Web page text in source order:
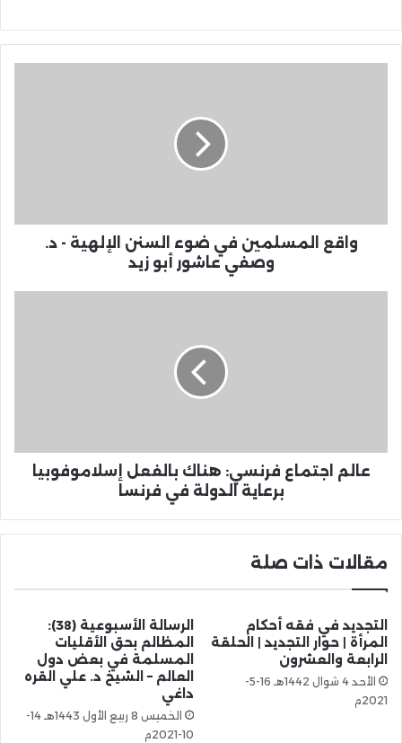
واقع المسلمين في ضوء السنن الإلهية - د.
وصفي عاشور أبو زيد
عالم اجتماع فرنسي: هناك بالفعل إسلاموفوبيا
برعاية الدولة في فرنسا
مقالات ذات صلة
التجديد في فقه أحكام
المرأة | حوار التجديد | الحلقة
الرابعة والعشرون
الأحد 4 شوال 1442هـ 16-5-
2021م
الرسالة الأسبوعية (38):
المظالم بحق الأقليات
المسلمة في بعض دول
العالم – الشيخ د. علي القره
داغي
الخميس 8 ربيع الأول 1443هـ 14-
10-2021م